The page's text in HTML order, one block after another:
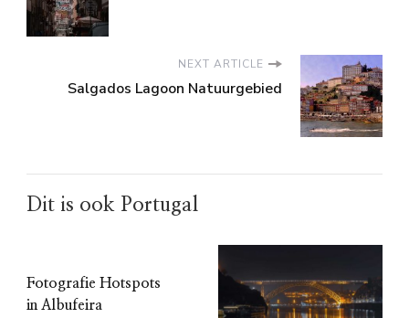
NEXT ARTICLE
Salgados Lagoon Natuurgebied
Dit is ook Portugal
Fotografie Hotspots
in Albufeira